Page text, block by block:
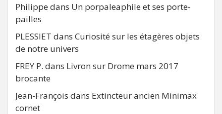
Philippe dans Un porpaleaphile et ses porte-
pailles
PLESSIET dans Curiosité sur les étagères objets
de notre univers
FREY P. dans Livron sur Drome mars 2017
brocante
Jean-François dans Extincteur ancien Minimax
cornet